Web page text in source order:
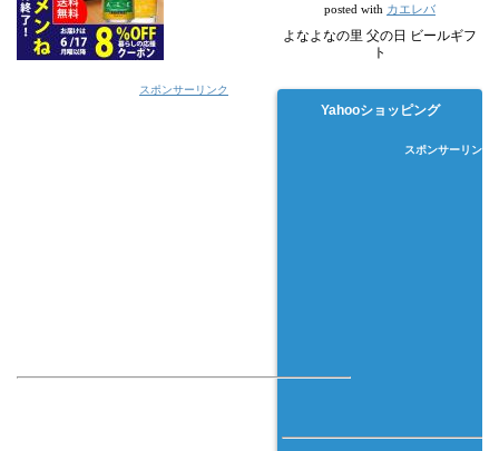
スポンサーリンク
posted with カエレバ
よなよなの里 父の日 ビールギフ
ト
Yahooショッピング
スポンサーリンク